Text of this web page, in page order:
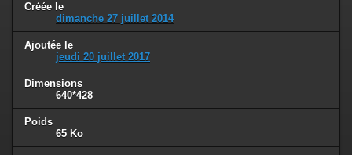
Créée le
dimanche 27 juillet 2014
Ajoutée le
jeudi 20 juillet 2017
Dimensions
640*428
Poids
65 Ko